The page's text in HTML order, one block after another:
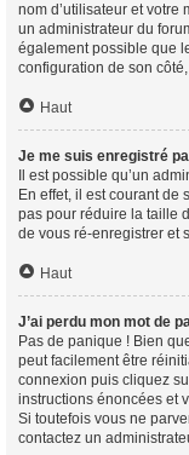
nom d’utilisateur et votre
un administrateur du
également possible que
configuration de son
Haut
Je me suis enregistré
Il est possible qu’un
En effet, il est courant
pas pour réduire la taille
de vous ré-enregistrer et
Haut
J’ai perdu mon mot de
Pas de panique ! Bien
peut facilement être
connexion puis cliquez
instructions énoncées et
Si toutefois vous ne
contactez un